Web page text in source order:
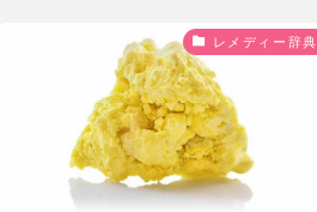
レメディー辞典